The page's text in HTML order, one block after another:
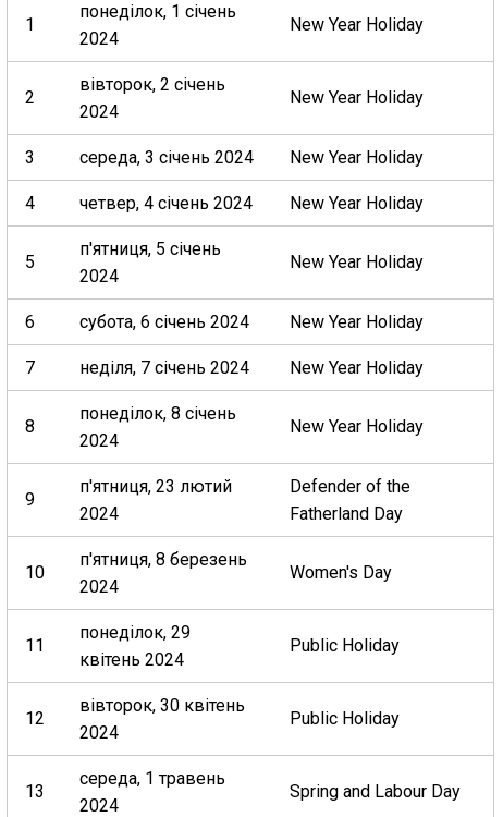
1
понеділок, 1 січень
2024
New Year Holiday
2
вівторок, 2 січень
2024
New Year Holiday
3 середа, 3 січень 2024 New Year Holiday
4 четвер, 4 січень 2024 New Year Holiday
5
п'ятниця, 5 січень
2024
New Year Holiday
6 субота, 6 січень 2024 New Year Holiday
7 неділя, 7 січень 2024 New Year Holiday
8
понеділок, 8 січень
2024
New Year Holiday
9
п'ятниця, 23 лютий
2024
Defender of the
Fatherland Day
10
п'ятниця, 8 березень
2024
Women's Day
11
понеділок, 29
квітень 2024
Public Holiday
12
вівторок, 30 квітень
2024
Public Holiday
13
середа, 1 травень
2024
Spring and Labour Day